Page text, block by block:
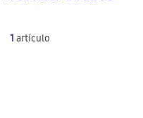
1artículo